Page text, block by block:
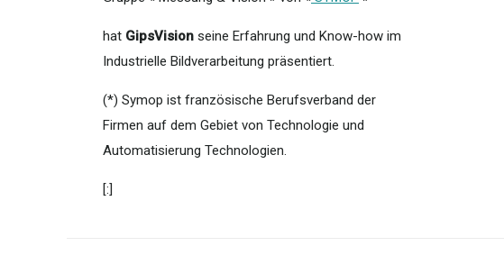
hat GipsVision seine Erfahrung und Know-how im
Industrielle Bildverarbeitung präsentiert.
(*) Symop ist französische Berufsverband der
Firmen auf dem Gebiet von Technologie und
Automatisierung Technologien.
[:]